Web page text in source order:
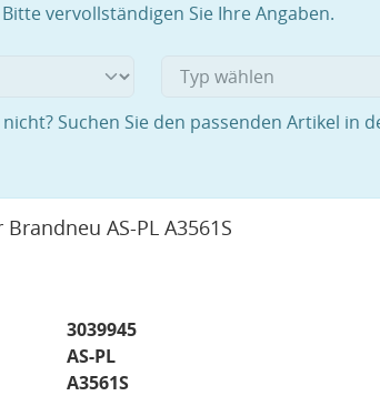
vervollständigen Sie Ihre Angaben.
Suchen Sie den passenden Artikel in
AS-PL A3561S
3039945
AS-PL
A3561S